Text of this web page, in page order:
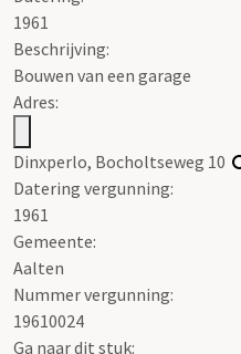
1961
Beschrijving:
Bouwen van een garage
Adres:
Dinxperlo, Bocholtseweg 10
Datering vergunning:
1961
Gemeente:
Aalten
Nummer vergunning:
19610024
Ga naar dit stuk: